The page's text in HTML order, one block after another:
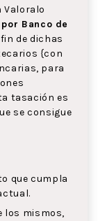
Valoralo
Banco de
de dichas
{con
para
tasación es
se consigue
que cumpla
los mismos,